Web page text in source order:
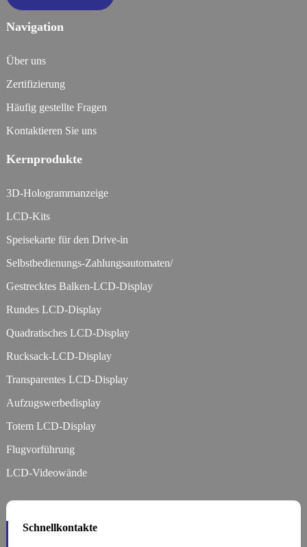
Navigation
Über uns
Zertifizierung
Häufig gestellte Fragen
Kontaktieren Sie uns
Kernprodukte
3D-Hologrammanzeige
LCD-Kits
Speisekarte für den Drive-in
Selbstbedienungs-Zahlungsautomaten/
Gestrecktes Balken-LCD-Display
Rundes LCD-Display
Quadratisches LCD-Display
Rucksack-LCD-Display
Transparentes LCD-Display
Aufzugswerbedisplay
Totem LCD-Display
Flugvorführung
LCD-Videowände
Schnellkontakte